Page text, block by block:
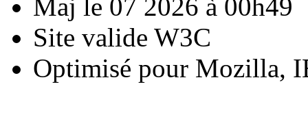
Maj le 07 2026 à 00h49
Site valide W3C
Optimisé pour Mozilla,